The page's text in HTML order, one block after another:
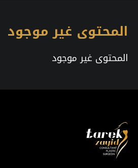
المحتوى غير موجود
المحتوى غير موجود